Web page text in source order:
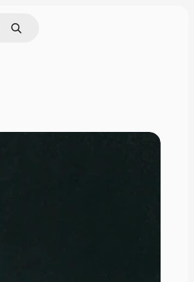
etter bilde
Søk